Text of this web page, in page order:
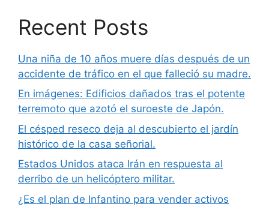
Recent Posts
Una niña de 10 años muere días después de un
accidente de tráfico en el que falleció su madre.
En imágenes: Edificios dañados tras el potente
terremoto que azotó el suroeste de Japón.
El césped reseco deja al descubierto el jardín
histórico de la casa señorial.
Estados Unidos ataca Irán en respuesta al
derribo de un helicóptero militar.
¿Es el plan de Infantino para vender activos